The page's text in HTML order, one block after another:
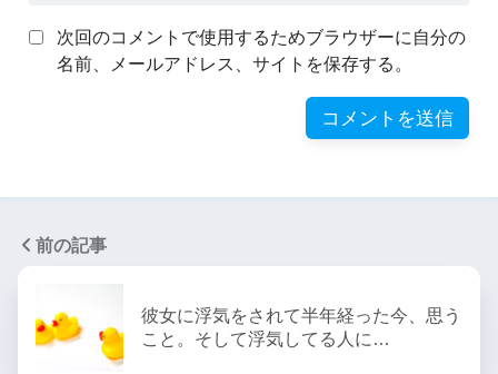
次回のコメントで使用するためブラウザーに自分の
名前、メールアドレス、サイトを保存する。
前の記事
彼女に浮気をされて半年経った今、思う
こと。そして浮気してる人に…